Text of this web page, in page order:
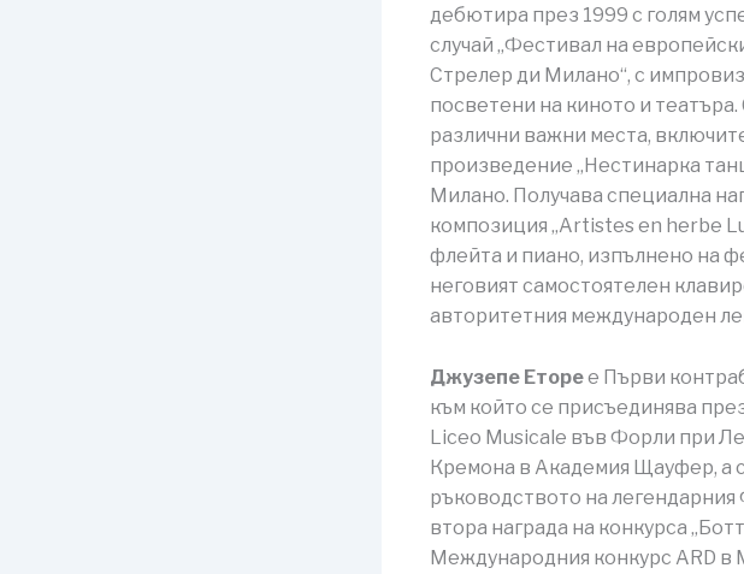
дебютира през 1999 с голям
случай „Фестивал на
Стрелер ди Милано“, с
посветени на киното и
различни важни места,
произведение „Нестинарка
Милано. Получава специална
композиция „Artistes en herbe
флейта и пиано, изпълнено на
неговият самостоятелен
авторитетния международен
Джузепе Еторее Първи
към който се присъединява
Liceo Musicale във Форли при
Кремона в Академия Щауфер, а
ръководството на
втора награда на конкурса
Международния конкурс ARD